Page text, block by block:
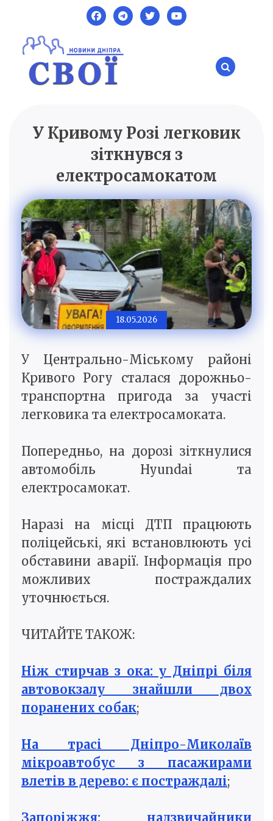
content
SVOI.DP.UA
Новини Дніпра
У Кривому Розі легковик
зіткнувся з
електросамокатом
18.05.2026
У Центрально-Міському районі
Кривого Рогу сталася дорожньо-
транспортна пригода за участі
легковика та електросамоката.
Попередньо, на дорозі зіткнулися
автомобіль Hyundai та
електросамокат.
Наразі на місці ДТП працюють
поліцейські, які встановлюють усі
обставини аварії. Інформація про
можливих постраждалих
уточнюється.
ЧИТАЙТЕ ТАКОЖ:
Ніж стирчав з ока: у Дніпрі біля
автовокзалу знайшли двох
поранених собак;
На трасі Дніпро-Миколаїв
мікроавтобус з пасажирами
влетів в дерево: є постраждалі;
Запоріжжя: надзвичайники